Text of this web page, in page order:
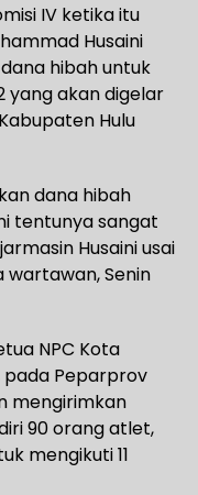
IV ketika itu
Husaini
hibah untuk
yang akan digelar
Hulu
dana hibah
tentunya sangat
Husaini usai
wartawan, Senin
NPC Kota
pada Peparprov
mengirimkan
90 orang atlet,
mengikuti 11